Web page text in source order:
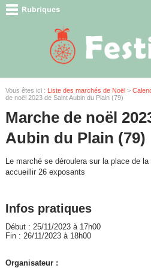
Vous êtes ici : Liste des marchés de Noël>
de noël 2023 de Saint Aubin du Plain (79)
Marche de noël
Aubin du Plain (79)
Le marché se déroulera sur la place de
accueillir 26 exposants
Infos pratiques
Début : 25/11/2023 à 17h00
Fin : 26/11/2023 à 18h00
Organisateur :